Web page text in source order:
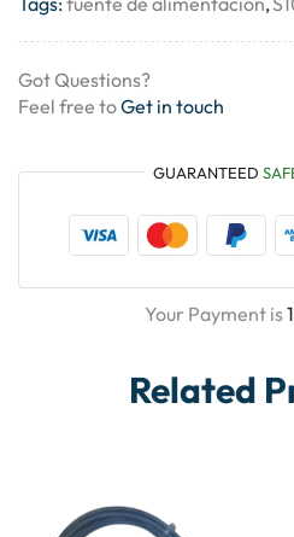
Got Questions?
Feel free toGet in touch
GUARANTEED
Your Payment is
Related